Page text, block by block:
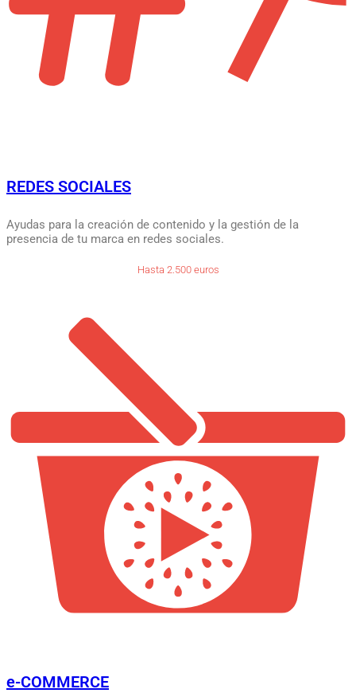
REDES SOCIALES
Ayudas para la creación de contenido y la gestión de la
presencia de tu marca en redes sociales.
Hasta 2.500 euros
e-COMMERCE